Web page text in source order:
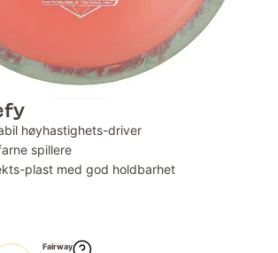
høyhastighets-driver
spillere
plast med god holdbarhet
Fairway